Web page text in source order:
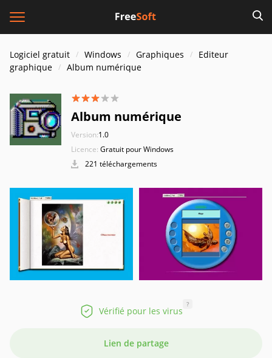
Logiciel gratuit Windows Graphiques
Editeur
graphique
Album numérique
Album numérique
Version:1.0
Licence: Gratuit pour Windows
221 téléchargements
Vérifié pour les virus
?
Lien de partage